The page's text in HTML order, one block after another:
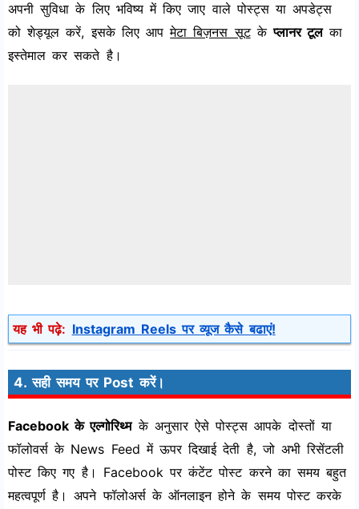
अपनी सुविधा के लिए भविष्य में किए जाए वाले पोस्ट्स या अपडेट्स
को शेड्यूल करें, इसके लिए आपमेटा बिज़नस सूटकेप्लानर टूलका
इस्तेमाल कर सकते है।
यह भी पढ़े: Instagram Reels पर व्यूज कैसे बढाएं!
4. सही समय पर Post करें।
Facebook के एल्गोरिथ्मके अनुसार ऐसे पोस्ट्स आपके दोस्तों या
फॉलोवर्स के News Feed में ऊपर दिखाई देती है, जो अभी रिसेंटली
पोस्ट किए गए है। Facebook पर कंटेंट पोस्ट करने का समय बहुत
महत्वपूर्ण है। अपने फॉलोअर्स के ऑनलाइन होने के समय पोस्ट करके